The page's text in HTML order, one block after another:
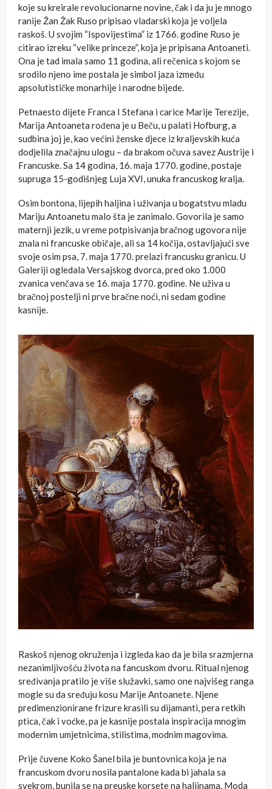
koje su kreirale revolucionarne novine, čak i da ju je mnogo
ranije Žan Žak Ruso pripisao vladarski koja je voljela
raskoš. U svojim “Ispovijestima” iz 1766. godine Ruso je
citirao izreku “velike princeze”, koja je pripisana Antoaneti.
Ona je tad imala samo 11 godina, ali rečenica s kojom se
srodilo njeno ime postala je simbol jaza između
apsolutističke monarhije i narodne bijede.
Petnaesto dijete Franca I Stefana i carice Marije Terezije,
Marija Antoaneta rođena je u Beču, u palati Hofburg, a
sudbina joj je, kao većini ženske djece iz kraljevskih kuća
dodjelila značajnu ulogu – da brakom očuva savez Austrije i
Francuske. Sa 14 godina, 16. maja 1770. godine, postaje
supruga 15-godišnjeg Luja XVI, unuka francuskog kralja.
Osim bontona, lijepih haljina i uživanja u bogatstvu mladu
Mariju Antoanetu malo šta je zanimalo. Govorila je samo
maternji jezik, u vreme potpisivanja bračnog ugovora nije
znala ni francuske običaje, ali sa 14 kočija, ostavljajući sve
svoje osim psa, 7. maja 1770. prelazi francusku granicu. U
Galeriji ogledala Versajskog dvorca, pred oko 1.000
zvanica venčava se 16. maja 1770. godine. Ne uživa u
bračnoj postelji ni prve bračne noći, ni sedam godine
kasnije.
Raskoš njenog okruženja i izgleda kao da je bila srazmjerna
nezanimljivošću života na fancuskom dvoru. Ritual njenog
sređivanja pratilo je više služavki, samo one najvišeg ranga
mogle su da sređuju kosu Marije Antoanete. Njene
predimenzionirane frizure krasili su dijamanti, pera retkih
ptica, čak i voćke, pa je kasnije postala inspiracija mnogim
modernim umjetnicima, stilistima, modnim magovima.
Prije čuvene Koko Šanel bila je buntovnica koja je na
francuskom dvoru nosila pantalone kada bi jahala sa
svekrom, bunila se na preuske korsete na haljinama. Moda